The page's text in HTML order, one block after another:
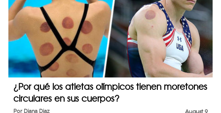
¿Por qué los atletas olímpicos tienen moretones
circulares en sus cuerpos?
Por Diana Diaz